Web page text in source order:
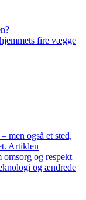
fire vægge
men også et sted,
Artiklen
omsorg og respekt
og ændrede